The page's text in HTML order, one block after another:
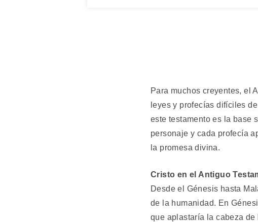
Para muchos creyentes, el
leyes y profecías difíciles
este testamento es la base
personaje y cada profecía
la promesa divina.
Cristo en el Antiguo
Desde el Génesis hasta
de la humanidad. En
que aplastaría la cabeza